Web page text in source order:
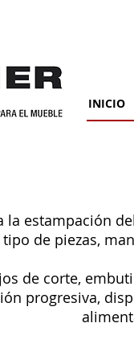
INICIO
la estampación
de piezas,
de corte,
progresiva,